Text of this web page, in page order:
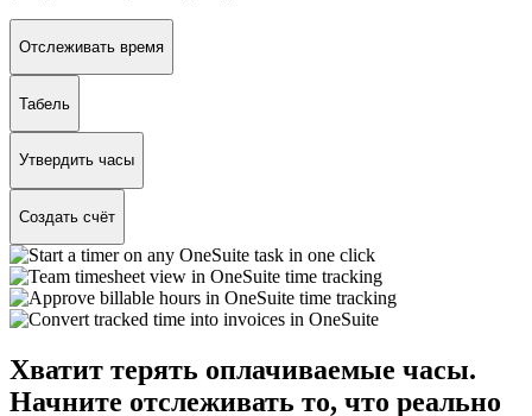
Отслеживать время
Табель
Утвердить часы
Создать счёт
Хватит терять оплачиваемые часы.
Начните отслеживать то, что реально